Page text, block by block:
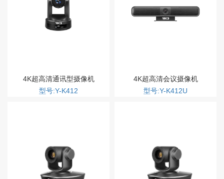
4K超高清通讯型摄像机
型号:Y-K412
4K超高清会议摄像机
型号:Y-K412U